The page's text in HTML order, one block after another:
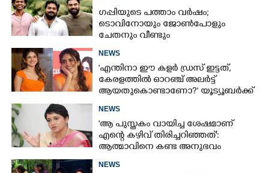
ഗപ്പിയുടെ പത്താം വർഷം;​
ടൊവിനോയും ജോൺപോളും
ചേതനും വീണ്ടും
NEWS
'എന്തിനാ ഈ കളർ ഡ്രസ് ഇട്ടത്,
കേരളത്തിൽ ഓറഞ്ച് അല‌ർട്ട്
ആയതുകൊണ്ടാണോ?' യൂട്യൂബർക്ക്
NEWS
'ആ പുസ്തകം വായിച്ച ശേഷമാണ്
എന്റെ കഴിവ് തിരിച്ചറിഞ്ഞത്':
ആത്മാവിനെ കണ്ട അനുഭവം
NEWS